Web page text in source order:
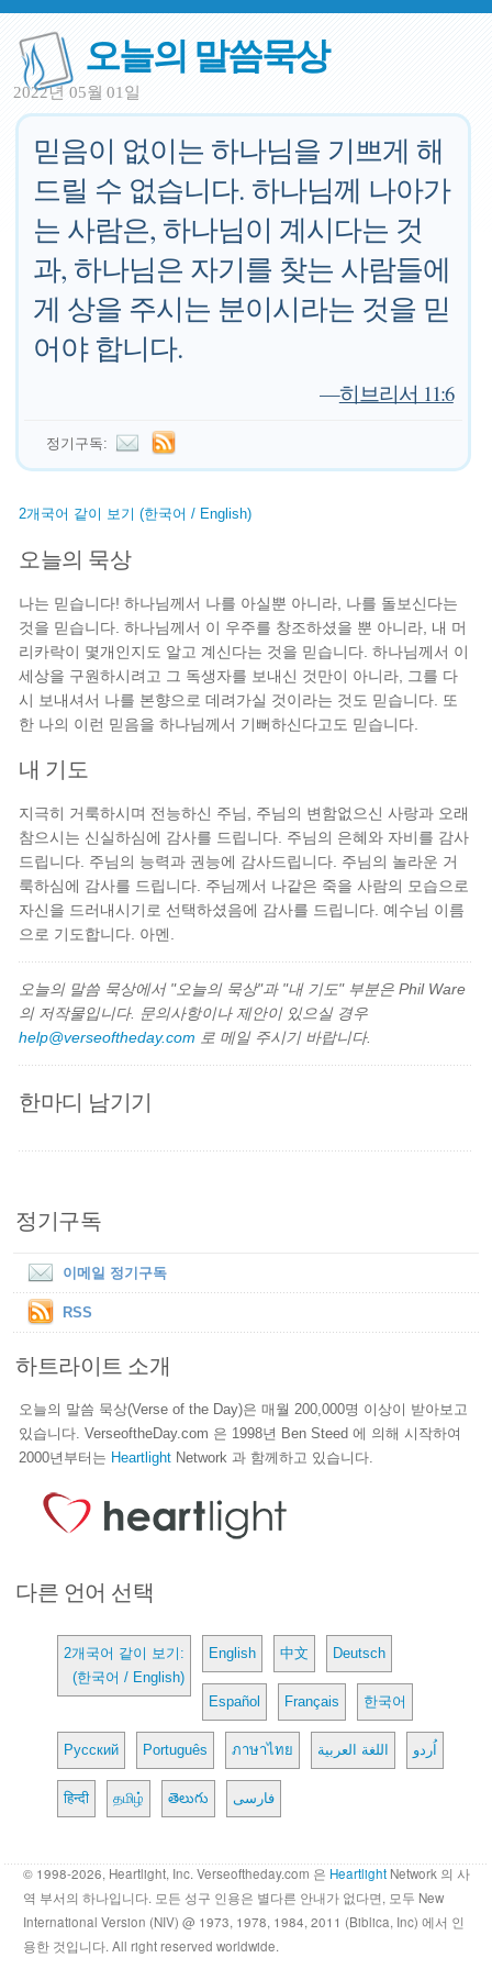
오늘의 말씀묵상
2022년 05월 01일
믿음이 없이는 하나님을 기쁘게 해
드릴 수 없습니다. 하나님께 나아가
는 사람은, 하나님이 계시다는 것
과, 하나님은 자기를 찾는 사람들에
게 상을 주시는 분이시라는 것을 믿
어야 합니다.
—히브리서 11:6
정기구독:
2개국어 같이 보기 (한국어 / English)
오늘의 묵상
나는 믿습니다! 하나님께서 나를 아실뿐 아니라, 나를 돌보신다는
것을 믿습니다. 하나님께서 이 우주를 창조하셨을 뿐 아니라, 내 머
리카락이 몇개인지도 알고 계신다는 것을 믿습니다. 하나님께서 이
세상을 구원하시려고 그 독생자를 보내신 것만이 아니라, 그를 다
시 보내셔서 나를 본향으로 데려가실 것이라는 것도 믿습니다. 또
한 나의 이런 믿음을 하나님께서 기뻐하신다고도 믿습니다.
내 기도
지극히 거룩하시며 전능하신 주님, 주님의 변함없으신 사랑과 오래
참으시는 신실하심에 감사를 드립니다. 주님의 은혜와 자비를 감사
드립니다. 주님의 능력과 권능에 감사드립니다. 주님의 놀라운 거
룩하심에 감사를 드립니다. 주님께서 나같은 죽을 사람의 모습으로
자신을 드러내시기로 선택하셨음에 감사를 드립니다. 예수님 이름
으로 기도합니다. 아멘.
오늘의 말씀 묵상에서 "오늘의 묵상"과 "내 기도" 부분은 Phil Ware
의 저작물입니다. 문의사항이나 제안이 있으실 경우
help@verseoftheday.com 로 메일 주시기 바랍니다.
한마디 남기기
정기구독
이메일 정기구독
RSS
하트라이트 소개
오늘의 말씀 묵상(Verse of the Day)은 매월 200,000명 이상이 받아보고
있습니다. VerseoftheDay.com 은 1998년 Ben Steed 에 의해 시작하여
2000년부터는 Heartlight Network 과 함께하고 있습니다.
다른 언어 선택
2개국어 같이 보기:
(한국어 / English)
English 中文 Deutsch
Español Français 한국어
Русский Português ภาษาไทย اللغة العربية اُردو
हिन्दी தமிழ் తెలుగు فارسی
© 1998-2026, Heartlight, Inc. Verseoftheday.com 은 Heartlight Network 의 사
역 부서의 하나입니다. 모든 성구 인용은 별다른 안내가 없다면, 모두 New
International Version (NIV) @ 1973, 1978, 1984, 2011 (Biblica, Inc) 에서 인
용한 것입니다. All right reserved worldwide.